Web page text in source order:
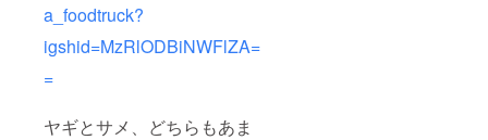
a_foodtruck?
igshid=MzRlODBiNWFlZA=
=
ヤギとサメ、どちらもあま